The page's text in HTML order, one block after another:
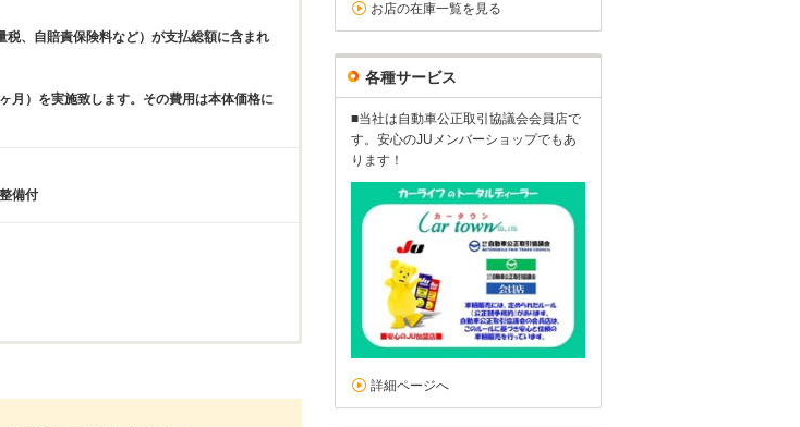
、自賠責保険料など）が支払総額に含まれ
月）を実施致します。その費用は本体価格に
備付
お店の在庫一覧を見る
各種サービス
■当社は自動車公正取引協議会会員店で
す。安心のJUメンバーショップでもあ
ります！
詳細ページへ